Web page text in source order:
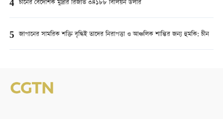
4 চীনের বৈদেশিক মুদ্রার রিজার্ভ ৩৪১৮৮ বিলিয়ন ডলার
5 জাপানের সামরিক শক্তি বৃদ্ধিই তাদের নিরাপত্তা ও আঞ্চলিক শান্তির জন্য হুমকি: চীন